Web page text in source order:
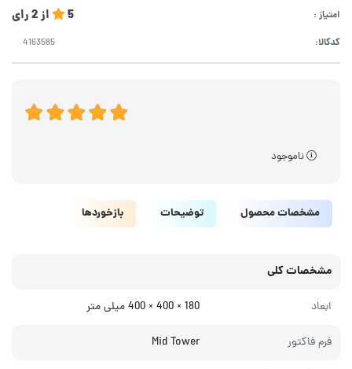
امتیاز : 5 از2رای
کدکالا:
ناموجود
مشخصات محصول توضیحات بازخوردها
مشخصات کلی
ابعاد 180 × 400 × 400 میلی‌ متر
فرم فاکتور Mid Tower